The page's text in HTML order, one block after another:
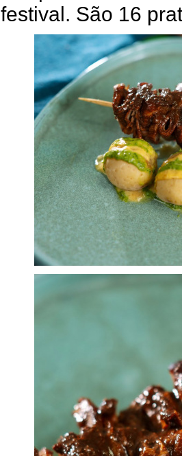
festival. São 16